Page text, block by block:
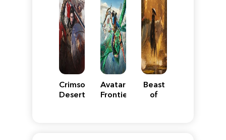
Crimson
Desert
Avatar:
Frontiers
Beast
of